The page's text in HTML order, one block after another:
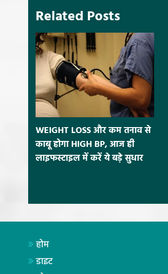
Related Posts
WEIGHT LOSS और कम तनाव से
काबू होगा HIGH BP, आज ही
लाइफस्टाइल में करें ये बड़े सुधार
होम
डाइट